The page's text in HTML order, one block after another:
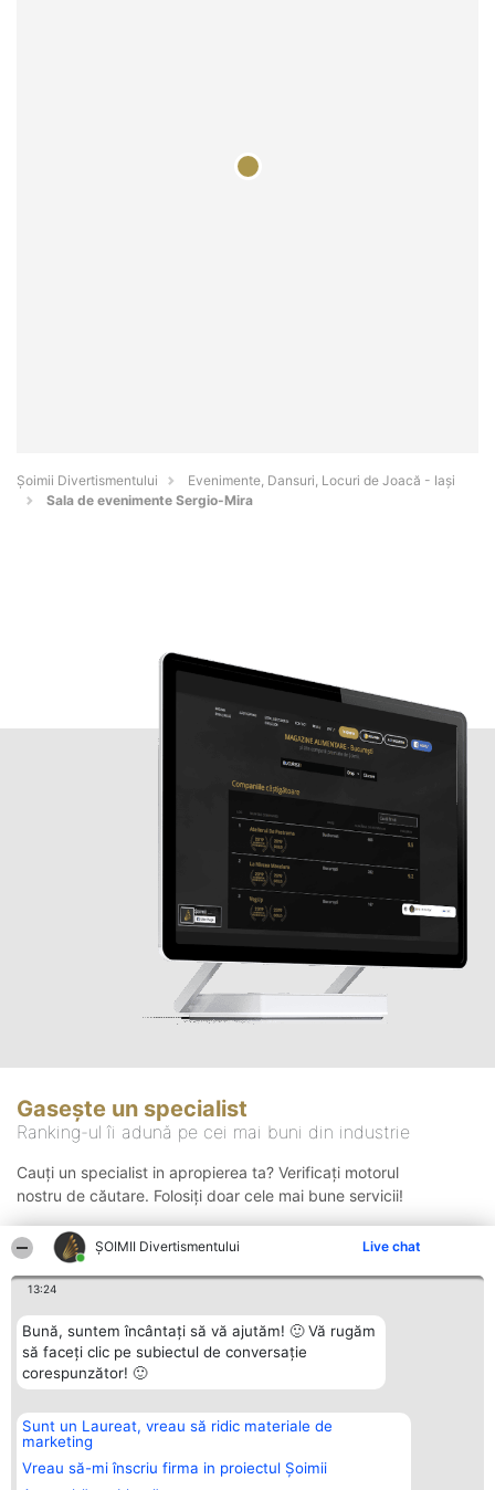
ŞOIMII Divertismentului Live chat
13:24
Bună, suntem încântați să vă ajutăm! 🙂 Vă rugăm
să faceți clic pe subiectul de conversație
corespunzător! 🙂
Sunt un Laureat, vreau să ridic materiale de
marketing
Vreau să-mi înscriu firma in proiectul Șoimii
Şoimii Divertismentului
Evenimente, Dansuri, Locuri de Joacă - Iaşi
Sala de evenimente Sergio-Mira
Gasește un specialist
Ranking-ul îi adună pe cei mai buni din industrie
Cauți un specialist in apropierea ta? Verificați motorul
nostru de căutare. Folosiți doar cele mai bune servicii!
Organizator Ranking
BRIGHT SOLUTIONS BR SRL
Aleea Timisul De Sus 2 Bl. A30
Sc. A Et. 4 Ap. 13 Cod 061952
Plebiscyt
Lista Tuturor
Laureaților
Contact